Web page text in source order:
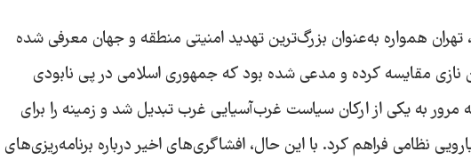
تهران همواره به‌عنوان بزرگ‌ترین تهدید امنیتی منطقه و جهان معرفی شده
نازی مقایسه کرده و مدعی شده بود که جمهوری اسلامی در پی نابودی
به یکی از ارکان سیاست غرب‌آسیایی غرب تبدیل شد و زمینه را برای
نظامی فراهم کرد. با این حال، افشاگری‌های اخیر درباره برنامه‌ریزی‌های